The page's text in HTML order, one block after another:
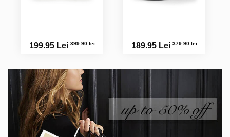
199.95 Lei399.90 lei 189.95 Lei379.90 lei